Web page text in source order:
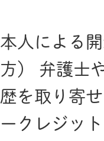
本人による
方） 弁護士
歴を取り寄
ークレジッ